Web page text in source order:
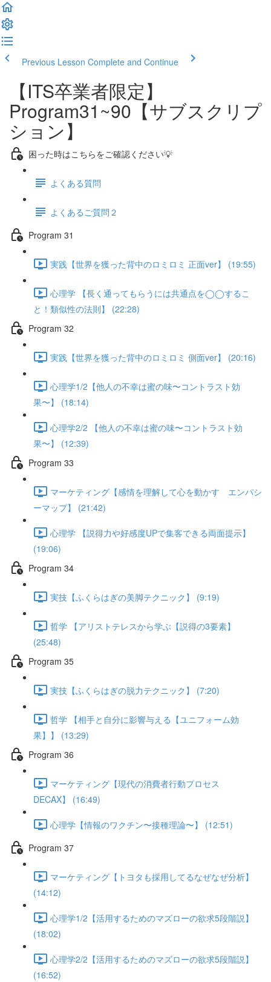
Previous Lesson Complete and Continue
【ITS卒業者限定】
Program31~90【サブスクリプ
ション】
困った時はこちらをご確認ください💡
よくある質問
よくあるご質問２
Program 31
実践【世界を獲った背中のロミロミ 正面ver】 (19:55)
心理学 【長く通ってもらうには共通点を◯◯するこ
と！類似性の法則】 (22:28)
Program 32
実践【世界を獲った背中のロミロミ 側面ver】 (20:16)
心理学1/2【他人の不幸は蜜の味〜コントラスト効
果〜】 (18:14)
心理学2/2 【他人の不幸は蜜の味〜コントラスト効
果〜】 (12:39)
Program 33
マーケティング【感情を理解して心を動かす エンパシ
ーマップ】 (21:42)
心理学 【説得力や好感度UPで集客できる両面提示】
(19:06)
Program 34
実技【ふくらはぎの美脚テクニック】 (9:19)
哲学 【アリストテレスから学ぶ【説得の3要素】
(25:48)
Program 35
実技【ふくらはぎの脱力テクニック】 (7:20)
哲学 【相手と自分に影響与える【ユニフォーム効
果】】 (13:29)
Program 36
マーケティング【現代の消費者行動プロセス
DECAX】 (16:49)
心理学【情報のワクチン〜接種理論〜】 (12:51)
Program 37
マーケティング【トヨタも採用してるなぜなぜ分析】
(14:12)
心理学1/2【活用するためのマズローの欲求5段階説】
(18:02)
心理学2/2【活用するためのマズローの欲求5段階説】
(16:52)